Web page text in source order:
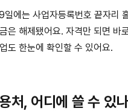
일에는 사업자등록번호 끝자리
은 해제됐어요. 자격만 되면
도 한눈에 확인할 수 있어요.
처, 어디에 쓸 수 있